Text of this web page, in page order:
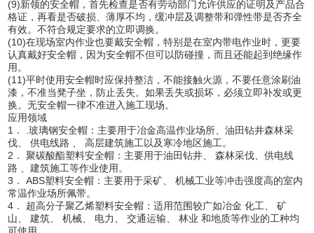
(9)新领的安全帽，首先检查是否有劳动部门允许供应的证明及产品合
格证，再看是否破损、薄厚不均，缓冲层及调整带和弹性带是否齐全
有效。不符合规定要求的立即调换。
(10)在现场室内作业也要戴安全帽，特别是在室内带电作业时，更要
认真戴好安全帽，因为安全帽不但可以防碰撞，而且还能起到绝缘作
用。
(11)平时使用安全帽时应保持整洁，不能接触火源，不要任意涂刷油
漆，不准当凳子坐，防止丢失。如果丢失或损坏，必须立即补发或更
换。无安全帽一律不准进入施工现场。
应用领域
1． .玻璃钢安全帽：主要用于冶金高温作业场所、油田钻井森林采
伐、 供电线路 、 高层建筑施工以及寒冷地区施工。
2． 聚碳酸酯塑料安全帽：主要用于油田钻井、 森林采伐、供电线
路 、建筑施工等作业使用。
3． ABS塑料安全帽：主要用于采矿、 机械工业等冲击强度高的室内
常温作业场所佩带。
4． 超高分子聚乙烯塑料安全帽：适用范围较广如冶金 化工、 矿
山、 建筑、 机械、 电力、 交通运输、 林业 和地质等作业的工种均
可使用。